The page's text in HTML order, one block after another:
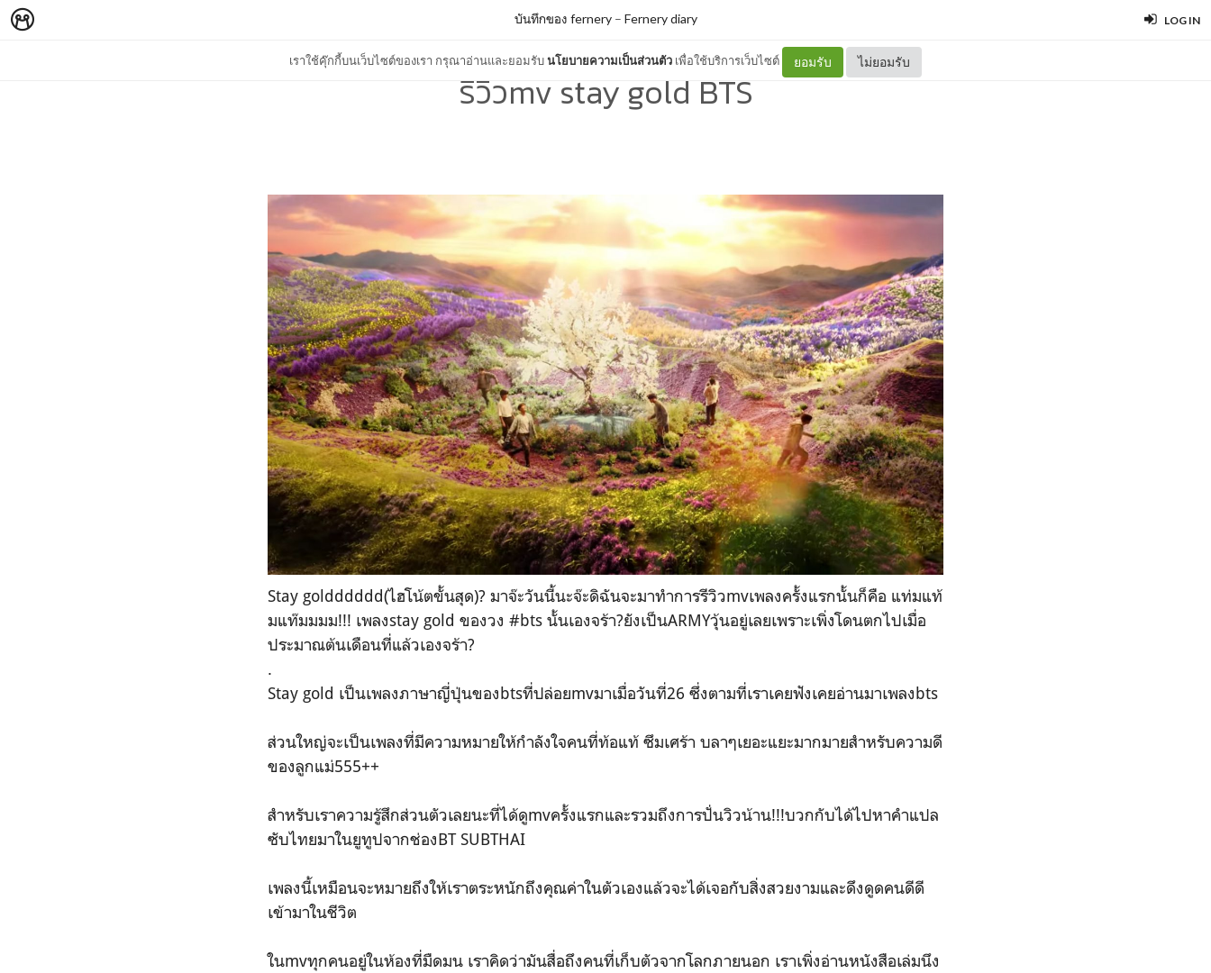
LOG IN
เราใช้คุ๊กกี้บนเว็บไซต์ของเรา กรุณาอ่านและยอมรับนโยบายความเป็นส่วนตัว เพื่อใช้บริการเว็บไซต์ ยอมรับ ไม่ยอมรับ
บันทึกของ fernery– Fernery diary
รีวิวmv stay gold BTS
Stay goldddddd(ไฮโน้ตขั้นสุด)? มาจ๊ะวันนี้นะจ๊ะดิฉันจะมาทำการรีวิวmvเพลงครั้งแรกนั้นก็คือ แท่มแท้
มแท๊มมมม!!! เพลงstay gold ของวง #bts นั้นเองจร้า?ยังเป็นARMYวุ้นอยู่เลยเพราะเพิ่งโดนตกไปเมื่อ
ประมาณต้นเดือนที่แล้วเองจร้า?
.
Stay gold เป็นเพลงภาษาญี่ปุ่นของbtsที่ปล่อยmvมาเมื่อวันที่26 ซึ่งตามที่เราเคยฟังเคยอ่านมาเพลงbts
ส่วนใหญ่จะเป็นเพลงที่มีความหมายให้กำลังใจคนที่ท้อแท้ ซึมเศร้า บลาๆเยอะแยะมากมายสำหรับความดี
ของลูกแม่555++
สำหรับเราความรู้สึกส่วนตัวเลยนะที่ได้ดูmvครั้งแรกและรวมถึงการปั่นวิวน้าน!!!บวกกับได้ไปหาคำแปล
ซับไทยมาในยูทูปจากช่องBT SUBTHAI
เพลงนี้เหมือนจะหมายถึงให้เราตระหนักถึงคุณค่าในตัวเองแล้วจะได้เจอกับสิ่งสวยงามและดึงดูดคนดีดี
เข้ามาในชีวิต
ในmvทุกคนอยู่ในห้องที่มืดมน เราคิดว่ามันสื่อถึงคนที่เก็บตัวจากโลกภายนอก เราเพิ่งอ่านหนังสือเล่มนึง